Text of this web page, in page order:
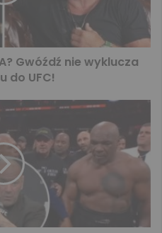
Gwóźdź nie wyklucza
do UFC!